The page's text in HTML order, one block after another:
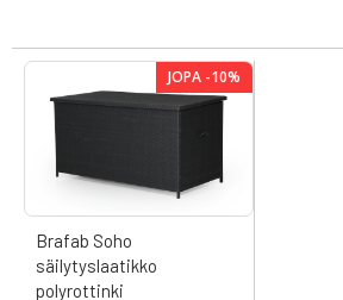
JOPA -10%
Brafab Soho
säilytyslaatikko
polyrottinki